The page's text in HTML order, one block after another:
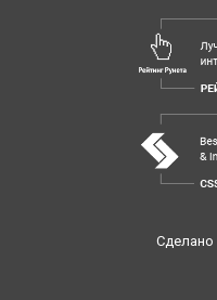
Сделано